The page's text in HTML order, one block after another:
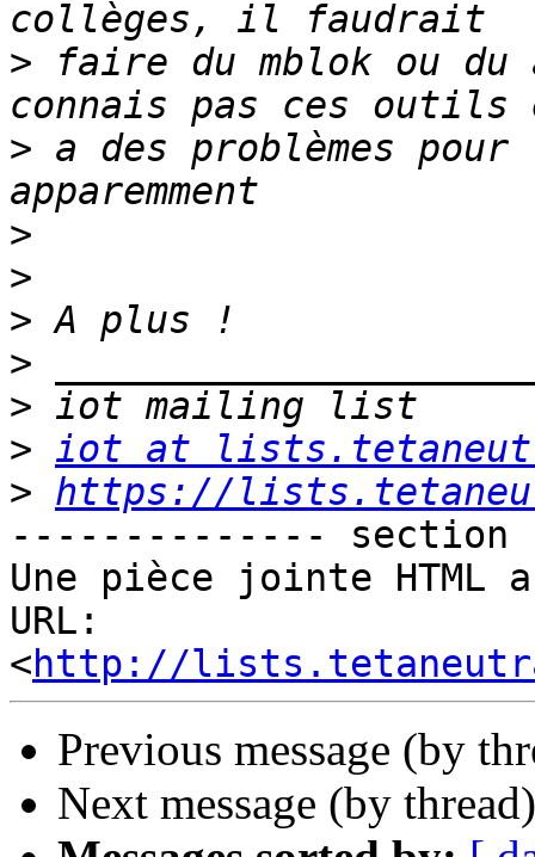
> faire du mblok ou du
> a des problèmes
>
>
>
>
>
> iot at
> https://
-------------- section
Une pièce jointe
URL:
<http://
Previous message (by
Next message (by